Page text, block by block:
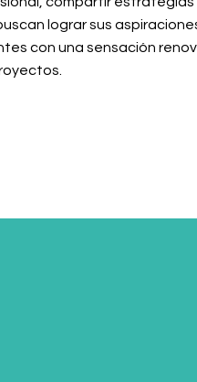
lograr sus
con una sensación